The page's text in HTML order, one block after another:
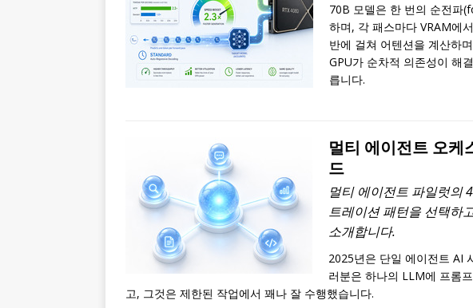
70B 모델은 한 번의 순전파
하며, 각 패스마다 VRAM에
반에 걸쳐 어텐션을 계산하
GPU가 순차적 의존성이 해
릅니다.
멀티 에이전트 오케
드
멀티 에이전트 파일럿의
트레이션 패턴을 선택하
소개합니다.
2025년은 단일 에이전트 AI
러분은 하나의 LLM에 프롬
고, 그것은 제한된 작업에서 꽤나 잘 수행했습니다.